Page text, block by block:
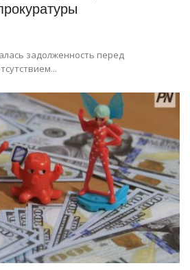
задолженность перед